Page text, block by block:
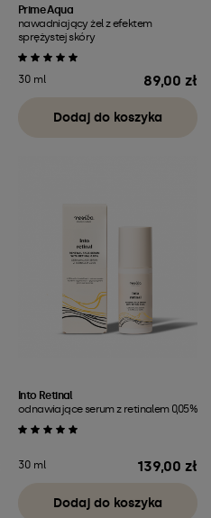
Prime Aqua
nawadniający żel z efektem
sprężystej skóry
30 ml 89,00 zł
Dodaj do koszyka
Into Retinal
odnawiające serum z retinalem 0,05%
30 ml 139,00 zł
Dodaj do koszyka